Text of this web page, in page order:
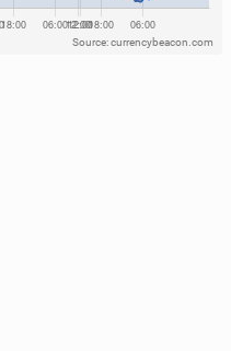
Source: currencybeacon.com